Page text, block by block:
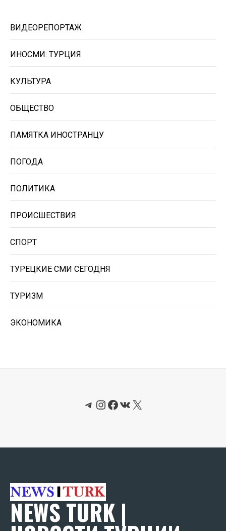
ВИДЕОРЕПОРТАЖ
ИНОСМИ: ТУРЦИЯ
КУЛЬТУРА
ОБЩЕСТВО
ПАМЯТКА ИНОСТРАНЦУ
ПОГОДА
ПОЛИТИКА
ПРОИСШЕСТВИЯ
СПОРТ
ТУРЕЦКИЕ СМИ СЕГОДНЯ
ТУРИЗМ
ЭКОНОМИКА
Telegram
Instagram
Facebook
ВКонтакте
X
NEWS TURK |